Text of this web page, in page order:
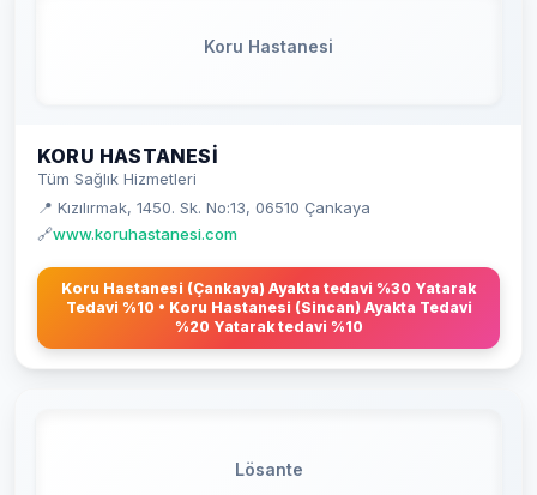
Koru Hastanesi
KORU HASTANESI
Tüm Sağlık Hizmetleri
📍 Kızılırmak, 1450. Sk. No:13, 06510 Çankaya
🔗www.koruhastanesi.com
Koru Hastanesi (Çankaya) Ayakta tedavi %30 Yatarak
Tedavi %10 • Koru Hastanesi (Sincan) Ayakta Tedavi
%20 Yatarak tedavi %10
Lösante